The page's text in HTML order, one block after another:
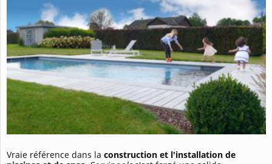
Vraie référence dans la construction et l'installation de